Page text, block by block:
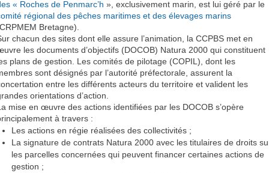
« Roches de Penmarc’h », exclusivement marin, est lui géré par le
régional des pêches maritimes et des élevages marins
Bretagne).
chacun des sites dont elle assure l’animation, la CCPBS met en
les documents d’objectifs (DOCOB) Natura 2000 qui constituent
plans de gestion. Les comités de pilotage (COPIL), dont les
sont désignés par l’autorité préfectorale, assurent la
entre les différents acteurs du territoire et valident les
orientations d’action.
mise en œuvre des actions identifiées par les DOCOB s’opère
à travers :
Les actions en régie réalisées des collectivités ;
La signature de contrats Natura 2000 avec les titulaires de droits
les parcelles concernées qui peuvent financer certaines actions de
gestion ;